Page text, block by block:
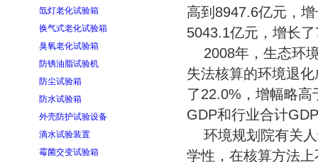
氙灯老化试验箱
换气式老化试验箱
臭氧老化试验箱
防锈油脂试验机
防尘试验箱
防水试验箱
外壳防护试验设备
滴水试验装置
霉菌交变试验箱
高到8947.6亿元，
5043.1亿元，增长
2008年，生态环
失法核算的环境退
了22.0%，增幅略高
GDP和行业合计
环境规划院有关人
学性，在核算方法